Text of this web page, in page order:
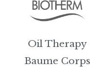
Oil Therapy
Baume Corps